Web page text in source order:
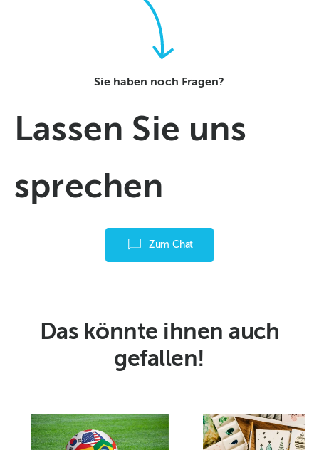
Sie haben noch Fragen?
Lassen Sie uns
sprechen
Zum Chat
Das könnte ihnen auch
gefallen!